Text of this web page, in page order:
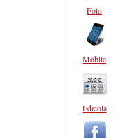
Foto
Mobile
Edicola